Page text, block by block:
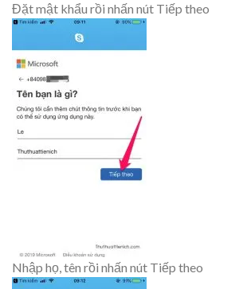
Đặt mật khẩu rồi nhấn nút Tiếp theo
Nhập họ, tên rồi nhấn nút Tiếp theo